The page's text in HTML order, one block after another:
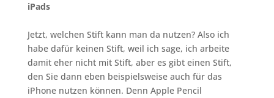
iPads
Jetzt, welchen Stift kann man da nutzen? Also ich
habe dafür keinen Stift, weil ich sage, ich arbeite
damit eher nicht mit Stift, aber es gibt einen Stift,
den Sie dann eben beispielsweise auch für das
iPhone nutzen können. Denn Apple Pencil